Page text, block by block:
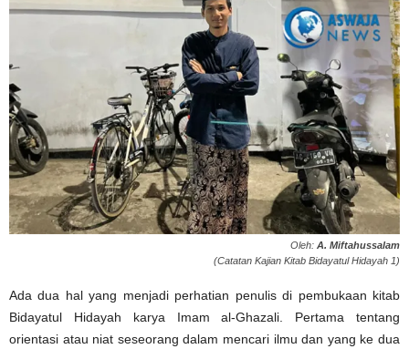
Oleh: A. Miftahussalam
‎(Catatan Kajian Kitab Bidayatul Hidayah 1)
Ada dua hal yang menjadi perhatian penulis di pembukaan kitab
Bidayatul Hidayah karya Imam al-Ghazali. Pertama ‎tentang
orientasi atau niat seseorang dalam mencari ilmu dan yang ke dua